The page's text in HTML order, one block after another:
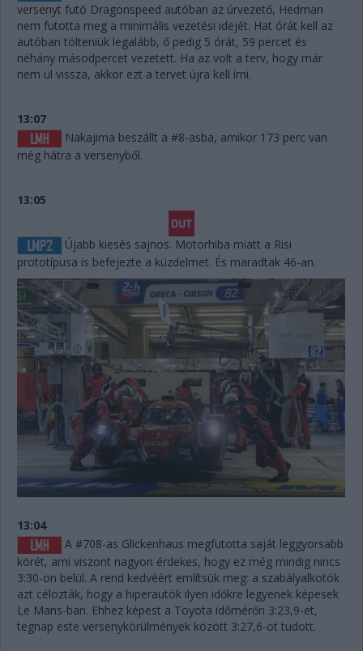
versenyt futó Dragonspeed autóban az úrvezető, Hedman
nem futotta meg a minimális vezetési idejét. Hat órát kell az
autóban tölteniük legalább, ő pedig 5 órát, 59 percet és
néhány másodpercet vezetett. Ha az volt a terv, hogy már
nem ül vissza, akkor ezt a tervet újra kell írni.
13:07
Nakajima beszállt a #8-asba, amikor 173 perc van
még hátra a versenyből.
13:05
Újabb kiesés sajnos. Motorhiba miatt a Risi
prototípusa is befejezte a küzdelmet. És maradtak 46-an.
13:04
A #708-as Glickenhaus megfutotta saját leggyorsabb
körét, ami viszont nagyon érdekes, hogy ez még mindig nincs
3:30-on belül. A rend kedvéért említsük meg: a szabályalkotók
azt célozták, hogy a hiperautók ilyen időkre legyenek képesek
Le Mans-ban. Ehhez képest a Toyota időmérőn 3:23,9-et,
tegnap este versenykörülmények között 3:27,6-ot tudott.